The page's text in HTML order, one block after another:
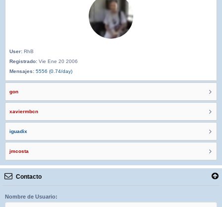
User: RhB
Registrado: Vie Ene 20 2006
Mensajes: 5556 (0.74/day)
gon
xaviermbcn
iguadix
jmcosta
Contacto
Nombre de Usuario: